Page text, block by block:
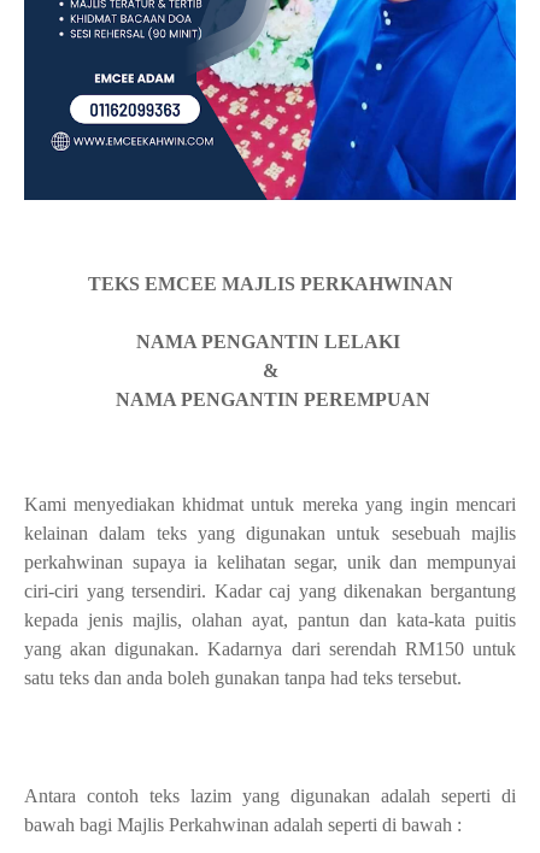
TEKS EMCEE MAJLIS PERKAHWINAN
NAMA PENGANTIN LELAKI
&
NAMA PENGANTIN PEREMPUAN
Kami menyediakan khidmat untuk mereka yang ingin mencari
kelainan dalam teks yang digunakan untuk sesebuah majlis
perkahwinan supaya ia kelihatan segar, unik dan mempunyai
ciri-ciri yang tersendiri. Kadar caj yang dikenakan bergantung
kepada jenis majlis, olahan ayat, pantun dan kata-kata puitis
yang akan digunakan. Kadarnya dari serendah RM150 untuk
satu teks dan anda boleh gunakan tanpa had teks tersebut.
Antara contoh teks lazim yang digunakan adalah seperti di
bawah bagi Majlis Perkahwinan adalah seperti di bawah :